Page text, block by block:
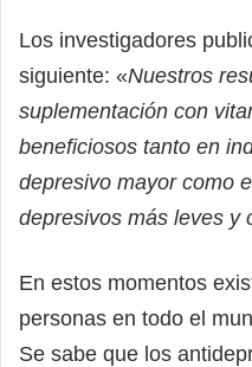
Los investigadores
siguiente: «Nuestros
suplementación con
beneficiosos tanto en
depresivo mayor como
depresivos más leves y
En estos momentos
personas en todo el
Se sabe que los